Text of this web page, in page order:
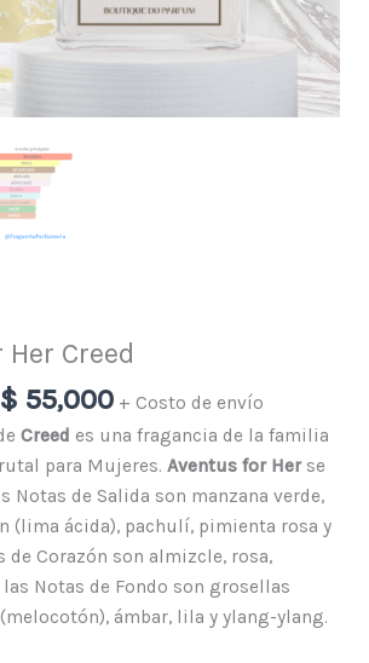
Creed
$ 55,000 + Costo de envío
Creed es una fragancia de la familia
para Mujeres. Aventus for Herse
Notas de Salida son manzana verde,
(lima ácida), pachulí, pimienta rosa y
de Corazón son almizcle, rosa,
Notas de Fondo son grosellas
ámbar, lila y ylang-ylang.